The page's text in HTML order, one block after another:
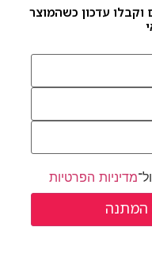
עדכון כשהמוצר
מדיניות הפרטיות